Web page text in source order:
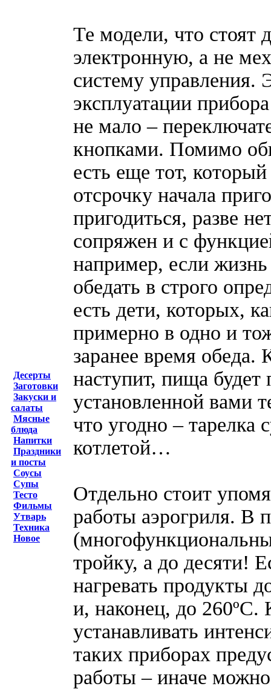
Десерты
Заготовки
Закуски и
салаты
Мясные
блюда
Напитки
Праздники
и посты
Соусы
Супы
Тесто
Фильмы
Утварь
Техника
Новое
Те модели, что стоят
электронную, а не
систему управления.
эксплуатации
не мало –
кнопками. Помимо
есть еще тот,
отсрочку начала
пригодиться, разве
сопряжен и с
например, если
обедать в строго
есть дети, которых,
примерно в одно и
заранее время обеда.
наступит, пища будет
установленной вами
что угодно – тарелка
котлетой…
Отдельно стоит
работы аэрогриля. В
тройку, а до десяти!
нагревать продукты
и, наконец, до
устанавливать
таких приборах
работы – иначе можно